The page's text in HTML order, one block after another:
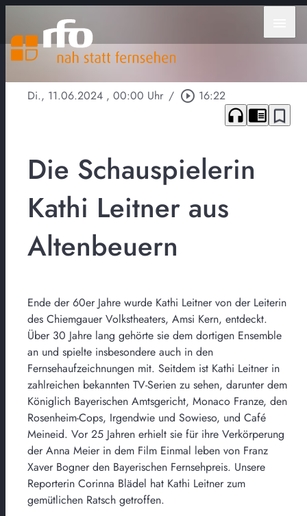
Di., 11.06.2024 , 00:00 Uhr / play_circle_outline 16:22
headphones chrome_reader_mode bookmark_border
Die Schauspielerin
Kathi Leitner aus
Altenbeuern
Ende der 60er Jahre wurde Kathi Leitner von der Leiterin
des Chiemgauer Volkstheaters, Amsi Kern, entdeckt.
Über 30 Jahre lang gehörte sie dem dortigen Ensemble
an und spielte insbesondere auch in den
Fernsehaufzeichnungen mit. Seitdem ist Kathi Leitner in
zahlreichen bekannten TV-Serien zu sehen, darunter dem
Königlich Bayerischen Amtsgericht, Monaco Franze, den
Rosenheim-Cops, Irgendwie und Sowieso, und Café
Meineid. Vor 25 Jahren erhielt sie für ihre Verkörperung
der Anna Meier in dem Film Einmal leben von Franz
Xaver Bogner den Bayerischen Fernsehpreis. Unsere
Reporterin Corinna Blädel hat Kathi Leitner zum
gemütlichen Ratsch getroffen.